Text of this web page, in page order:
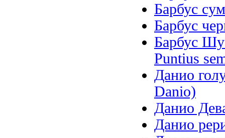
Барбус
Барбус
Барбус
Puntius
Данио
Danio)
Данио
Данио